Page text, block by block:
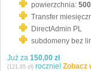
powierzchnia:
Transfer
DirectAdmin PL
subdomeny bez
Już za 150,00 zł
(121,95 zł) rocznie! Zobacz